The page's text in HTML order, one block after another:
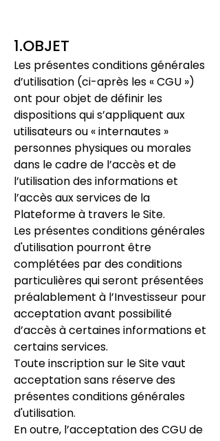
1.OBJET
Les présentes conditions générales
d’utilisation (ci-après les « CGU »)
ont pour objet de définir les
dispositions qui s’appliquent aux
utilisateurs ou « internautes »
personnes physiques ou morales
dans le cadre de l’accès et de
l’utilisation des informations et
l’accès aux services de la
Plateforme à travers le Site.
Les présentes conditions générales
d'utilisation pourront être
complétées par des conditions
particulières qui seront présentées
préalablement à l’Investisseur pour
acceptation avant possibilité
d’accès à certaines informations et
certains services.
Toute inscription sur le Site vaut
acceptation sans réserve des
présentes conditions générales
d'utilisation.
En outre, l’acceptation des CGU de